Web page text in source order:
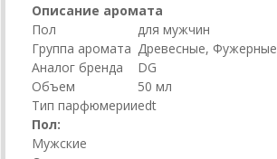
Описание аромата
Пол
для мужчин
Группа аромата Древесные, Фужерные
Аналог бренда
DG
Объем
50 мл
Тип парфюмерииedt
Пол:
Мужские